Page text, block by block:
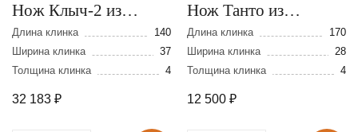
Нoж Клыч-2 из
ламинирoваннoй
стали
Длина клинка
140
Ширина клинка
37
Толщина клинка
4
32 183 ₽
Нож Танто из
дамасской стали
Длина клинка
170
Ширина клинка
28
Толщина клинка
4
12 500 ₽